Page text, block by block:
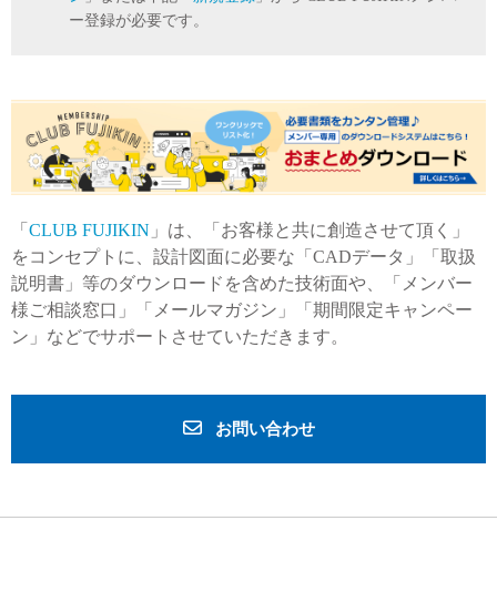
ー登録が必要です。
「 CLUB FUJIKIN 」は、「お客様と共に創造させて頂く」
をコンセプトに、設計図面に必要な「CADデータ」「取扱
説明書」等のダウンロードを含めた技術面や、「メンバー
様ご相談窓口」「メールマガジン」「期間限定キャンペー
ン」などでサポートさせていただきます。
お問い合わせ